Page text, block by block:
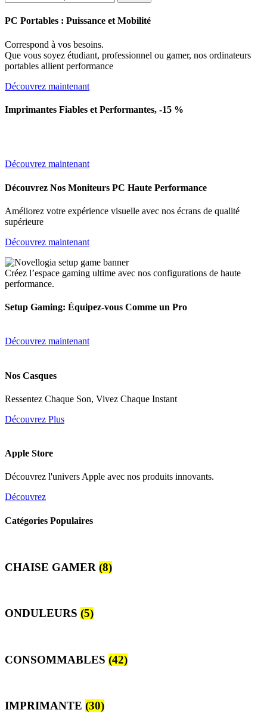
PC Portables : Puissance et Mobilité
Correspond à vos besoins.
Que vous soyez étudiant, professionnel ou gamer, nos ordinateurs
portables allient performance
Découvrez maintenant
Imprimantes Fiables et Performantes, -15 %
Découvrez maintenant
Découvrez Nos Moniteurs PC Haute Performance
Améliorez votre expérience visuelle avec nos écrans de qualité
supérieure
Découvrez maintenant
Créez l’espace gaming ultime avec nos configurations de haute
performance.
Setup Gaming: Équipez-vous Comme un Pro
Découvrez maintenant
Nos Casques
Ressentez Chaque Son, Vivez Chaque Instant
Découvrez Plus
Apple Store
Découvrez l'univers Apple avec nos produits innovants.
Découvrez
Catégories Populaires
CHAISE GAMER (8)
ONDULEURS (5)
CONSOMMABLES (42)
IMPRIMANTE (30)